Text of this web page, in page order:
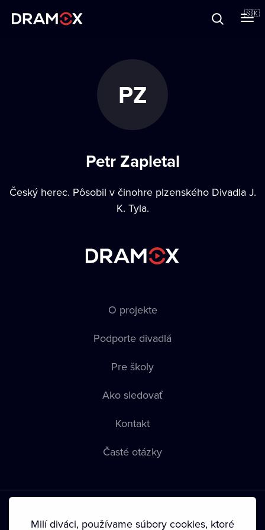
🇸🇰
PZ
Petr Zapletal
Český herec. Pôsobil v činohre plzenského Divadla J.
K. Tyla.
O projekte
Podporte divadlá
Pre školy
Ako sledovať
Kontakt
Časté otázky
Milí diváci, používame súbory cookies, ktoré